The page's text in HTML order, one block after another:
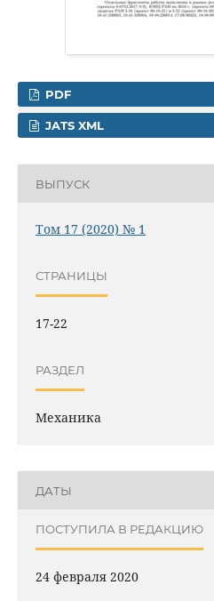
PDF
JATS XML
ВЫПУСК
Том 17 (2020) № 1
СТРАНИЦЫ
17-22
РАЗДЕЛ
Механика
ДАТЫ
ПОСТУПИЛА В РЕДАКЦИЮ
24 февраля 2020